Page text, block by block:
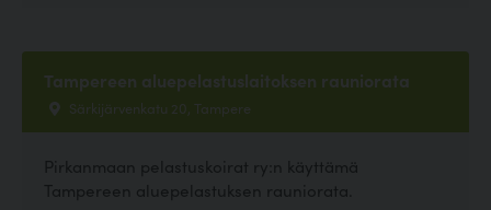
Tampereen aluepelastuslaitoksen rauniorata
Särkijärvenkatu 20, Tampere
Pirkanmaan pelastuskoirat ry:n käyttämä
Tampereen aluepelastuksen rauniorata.